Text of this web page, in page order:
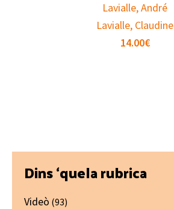
Lavialle, André
Lavialle, Claudine
14.00€
Primary
Sidebar
Dins ‘quela rubrica
Videò (93)